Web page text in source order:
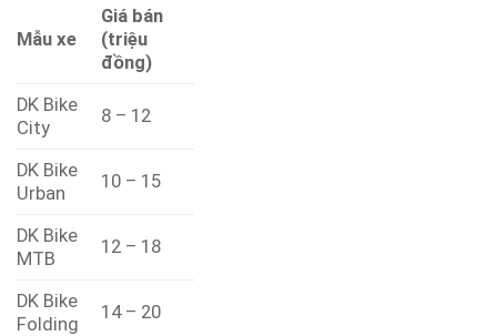
Mẫu xe
Giá bán
(triệu
đồng)
DK Bike
City
8 – 12
DK Bike
Urban
10 – 15
DK Bike
MTB
12 – 18
DK Bike
Folding
14 – 20